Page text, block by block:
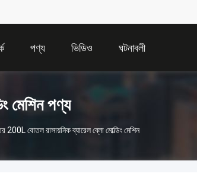
পণ্য ভিডিও ঘটনাবলী
মেশিন পণ্য
200L বোতল রাসায়নিক ব্যারেল ব্লো মোল্ডিং মেশিন